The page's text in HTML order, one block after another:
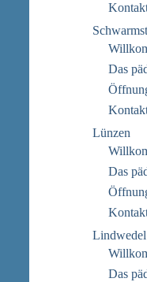
Das
Lünzen
Das
Lindwedel
Das